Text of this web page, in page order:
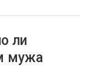
ли
мужа